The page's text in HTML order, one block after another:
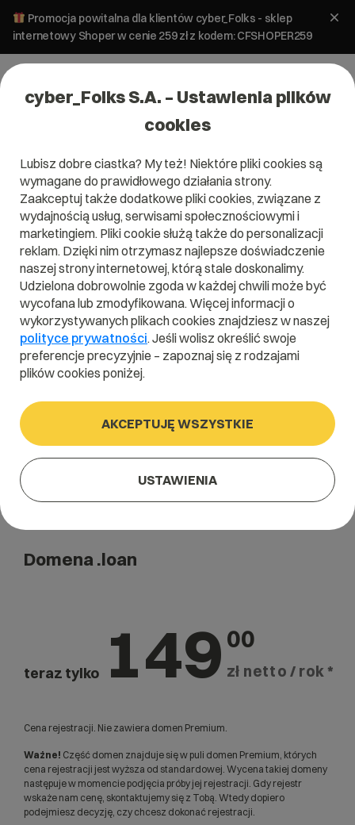
Promocja powitalna dla klientów cyber_Folks - sklep
internetowy Shoper w cenie 259 zł z kodem: CFSHOPER259
Domena .loan
Pożyczaj i zarabiaj!
.loan
Szukaj
Domena .loan
teraz tylko 149 00
zł netto / rok *
Cena rejestracji. Nie zawiera domen Premium.
Ważne! Część domen znajduje się w puli domen Premium, których
cena rejestracji jest wyższa od standardowej. Wycena takiej domeny
następuje w momencie podjęcia próby jej rejestracji. Gdy rejestr
wskaże nam cenę, skontaktujemy się z Tobą. Wtedy dopiero
podejmiesz decyzję, czy chcesz dokonać rejestracji.
cyber_Folks S.A. – Ustawienia plików
cookies
Lubisz dobre ciastka? My też! Niektóre pliki cookies są
wymagane do prawidłowego działania strony.
Zaakceptuj także dodatkowe pliki cookies, związane z
wydajnością usług, serwisami społecznościowymi i
marketingiem. Pliki cookie służą także do personalizacji
reklam. Dzięki nim otrzymasz najlepsze doświadczenie
naszej strony internetowej, którą stale doskonalimy.
Udzielona dobrowolnie zgoda w każdej chwili może być
wycofana lub zmodyfikowana. Więcej informacji o
wykorzystywanych plikach cookies znajdziesz w naszej
polityce prywatności. Jeśli wolisz określić swoje
preferencje precyzyjnie – zapoznaj się z rodzajami
plików cookies poniżej.
AKCEPTUJĘ WSZYSTKIE
USTAWIENIA